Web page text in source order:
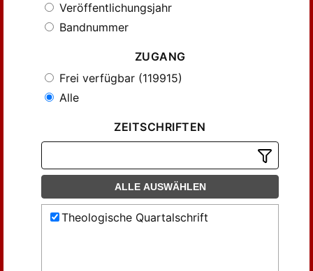
Veröffentlichungsjahr
Bandnummer
ZUGANG
Frei verfügbar (119915)
Alle
ZEITSCHRIFTEN
ALLE AUSWÄHLEN
Theologische Quartalschrift